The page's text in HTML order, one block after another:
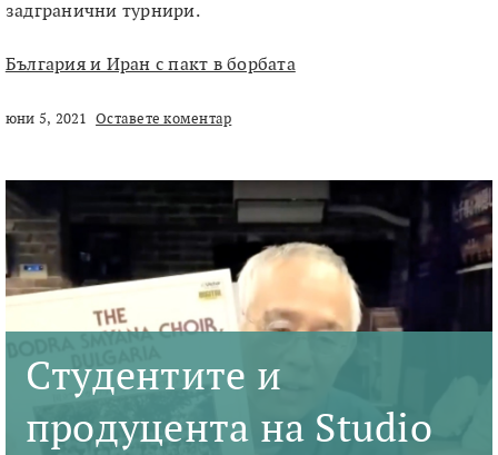
задгранични турнири.
България и Иран с пакт в борбата
юни 5, 2021 Оставете коментар
Студентите и
продуцента на Studio